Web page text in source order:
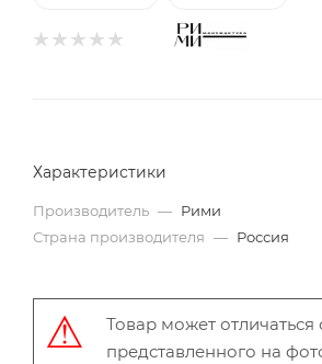
Характеристики
Производитель — Рими
Страна производителя — Россия
Товар может отличаться
представленного на